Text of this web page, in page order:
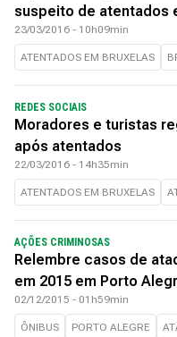
suspeito de atentados
23/03/2016 - 10h09min
ATENTADOS EM BRUXELAS
REDES SOCIAIS
Moradores e turistas
após atentados
22/03/2016 - 14h35min
ATENTADOS EM BRUXELAS
AÇÕES CRIMINOSAS
Relembre casos de
em 2015 em Porto
02/12/2015 - 01h59min
ÔNIBUS PORTO ALEGRE